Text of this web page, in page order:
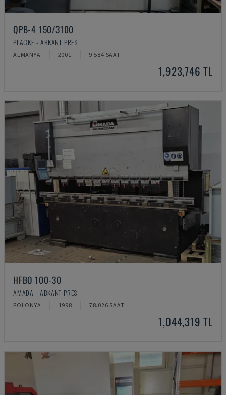
QPB-4 150/3100
PLACKE - ABKANT PRES
ALMANYA 2001 9.584 SAAT
1,923,746 TL
HFBO 100-30
AMADA - ABKANT PRES
POLONYA 1998 78.026 SAAT
1,044,319 TL